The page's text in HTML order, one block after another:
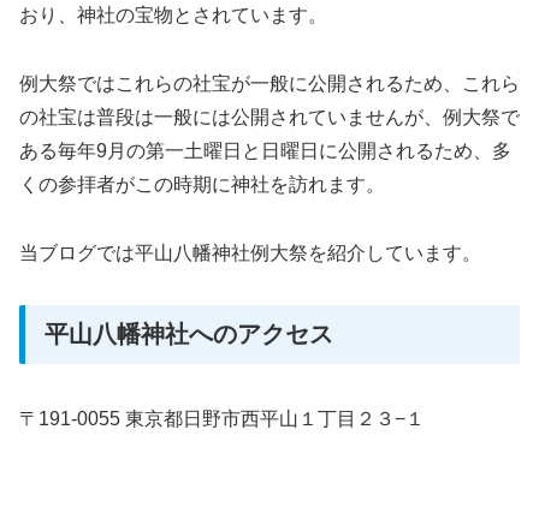
おり、神社の宝物とされています。
例大祭ではこれらの社宝が一般に公開されるため、これら
の社宝は普段は一般には公開されていませんが、例大祭で
ある毎年9月の第一土曜日と日曜日に公開されるため、多
くの参拝者がこの時期に神社を訪れます。
当ブログでは平山八幡神社例大祭を紹介しています。
平山八幡神社へのアクセス
〒191-0055 東京都日野市西平山１丁目２３−１